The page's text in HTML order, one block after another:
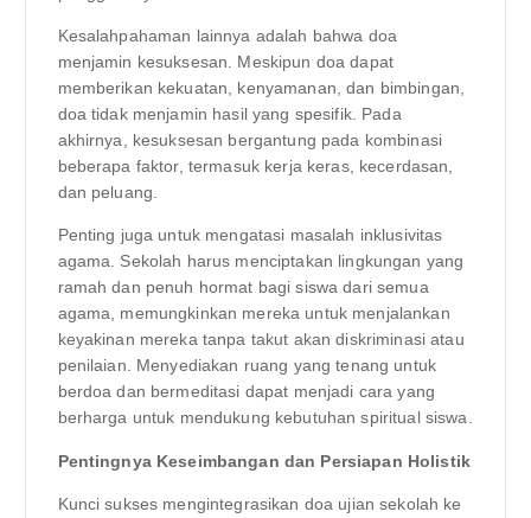
Kesalahpahaman lainnya adalah bahwa doa
menjamin kesuksesan. Meskipun doa dapat
memberikan kekuatan, kenyamanan, dan bimbingan,
doa tidak menjamin hasil yang spesifik. Pada
akhirnya, kesuksesan bergantung pada kombinasi
beberapa faktor, termasuk kerja keras, kecerdasan,
dan peluang.
Penting juga untuk mengatasi masalah inklusivitas
agama. Sekolah harus menciptakan lingkungan yang
ramah dan penuh hormat bagi siswa dari semua
agama, memungkinkan mereka untuk menjalankan
keyakinan mereka tanpa takut akan diskriminasi atau
penilaian. Menyediakan ruang yang tenang untuk
berdoa dan bermeditasi dapat menjadi cara yang
berharga untuk mendukung kebutuhan spiritual siswa.
Pentingnya Keseimbangan dan Persiapan Holistik
Kunci sukses mengintegrasikan doa ujian sekolah ke